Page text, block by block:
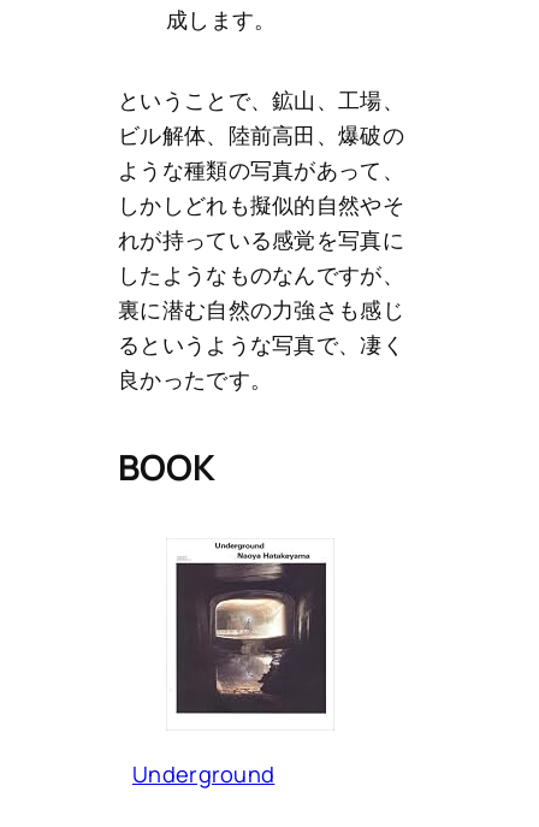
成します。
ということで、鉱山、工場、
ビル解体、陸前高田、爆破の
ような種類の写真があって、
しかしどれも擬似的自然やそ
れが持っている感覚を写真に
したようなものなんですが、
裏に潜む自然の力強さも感じ
るというような写真で、凄く
良かったです。
BOOK
Underground